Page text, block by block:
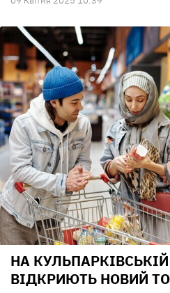
НА
ВІДКРИЮТЬ НОВИЙ